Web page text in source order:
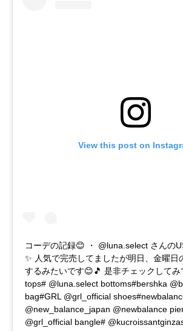
View this post on
コーデの記録😊 ・ @luna.select さん
✨ 人気で完売してましたが明日、金曜日
するみたいです😊🎵 是非チェックしてみ
tops# @luna.select bottoms#bershka
bag#GRL @grl_official
@new_balance_japan @newbalance
@grl_official bangle#